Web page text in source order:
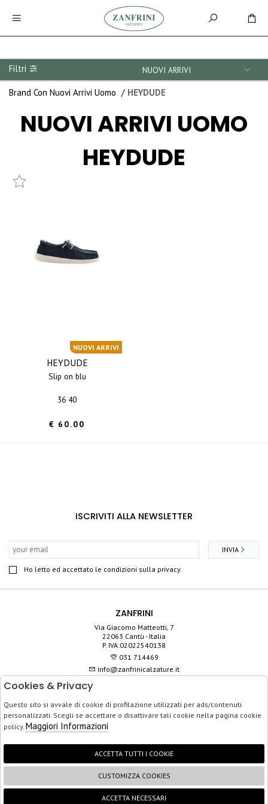
Filtri
Brand Con Nuovi Arrivi Uomo / HEYDUDE
NUOVI ARRIVI UOMO
HEYDUDE
NUOVI ARRIVI
HEYDUDE
slip on blu
36 40
€ 60.00
ISCRIVITI ALLA NEWSLETTER
Ho letto ed accettato le condizioni sulla privacy.
INVIA
ZANFRINI
Via Giacomo Matteotti, 7
22063 Cantù - Italia
P. IVA:02022540138
031 714469
info@zanfrinicalzature.it
SERVIZIO CLIENTI
ACQUISTO SICURO
Cookies & Privacy
Questo sito si avvale di cookie di profilazione utilizzati per ads/contenuti
personalizzati. Scegli se accettare o disattivare tali cookie nella pagina cookie
policy. Maggiori Informazioni
ACCETTA TUTTI I COOKIE
CUSTOMIZZA COOKIES
ACCETTA NECESSARI